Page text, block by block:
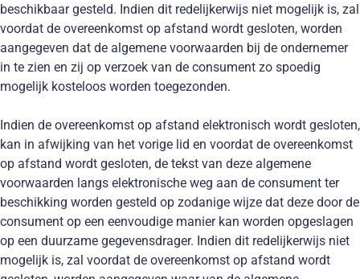
beschikbaar gesteld. Indien dit redelijkerwijs niet mogelijk is, zal
voordat de overeenkomst op afstand wordt gesloten, worden
aangegeven dat de algemene voorwaarden bij de ondernemer
in te zien en zij op verzoek van de consument zo spoedig
mogelijk kosteloos worden toegezonden.
Indien de overeenkomst op afstand elektronisch wordt gesloten,
kan in afwijking van het vorige lid en voordat de overeenkomst
op afstand wordt gesloten, de tekst van deze algemene
voorwaarden langs elektronische weg aan de consument ter
beschikking worden gesteld op zodanige wijze dat deze door de
consument op een eenvoudige manier kan worden opgeslagen
op een duurzame gegevensdrager. Indien dit redelijkerwijs niet
mogelijk is, zal voordat de overeenkomst op afstand wordt